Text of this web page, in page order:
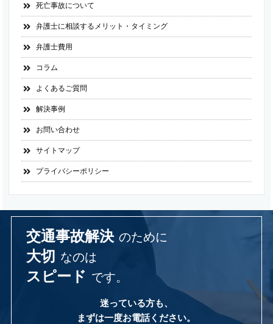
死亡事故について
弁護士に相談するメリット・タイミング
弁護士費用
コラム
よくあるご質問
解決事例
お問い合わせ
サイトマップ
プライバシーポリシー
交通事故解決 のために
大切 なのは
スピード です。
迷っている方も、
まずは一度お電話ください。